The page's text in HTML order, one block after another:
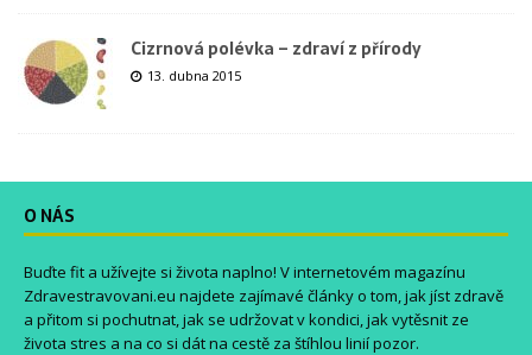
Cizrnová polévka – zdraví z přírody
13. dubna 2015
O NÁS
Buďte fit a užívejte si života naplno! V internetovém magazínu
Zdravestravovani.eu najdete zajímavé články o tom, jak jíst zdravě
a přitom si pochutnat, jak se udržovat v kondici, jak vytěsnit ze
života stres a na co si dát na cestě za štíhlou linií pozor.